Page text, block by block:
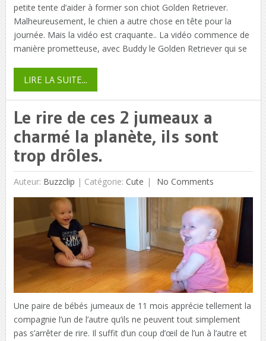
petite tente d’aider à former son chiot Golden Retriever.
Malheureusement, le chien a autre chose en tête pour la
journée. Mais la vidéo est craquante.. La vidéo commence de
manière prometteuse, avec Buddy le Golden Retriever qui se
LIRE LA SUITE...
Le rire de ces 2 jumeaux a
charmé la planète, ils sont
trop drôles.
Auteur: Buzzclip | Catégorie: Cute No Comments
Une paire de bébés jumeaux de 11 mois apprécie tellement la
compagnie l’un de l’autre qu’ils ne peuvent tout simplement
pas s’arrêter de rire. Il suffit d’un coup d’œil de l’un à l’autre et